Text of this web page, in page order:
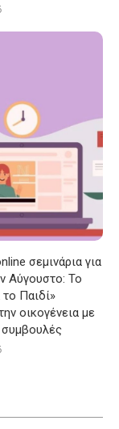
σεμινάρια για
Αύγουστο: Το
το Παιδί»
οικογένεια με
συμβουλές